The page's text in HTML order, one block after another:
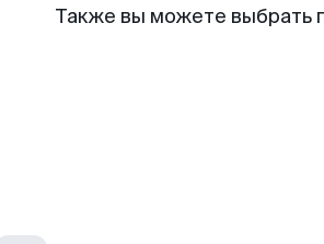
Также вы можете выбрать